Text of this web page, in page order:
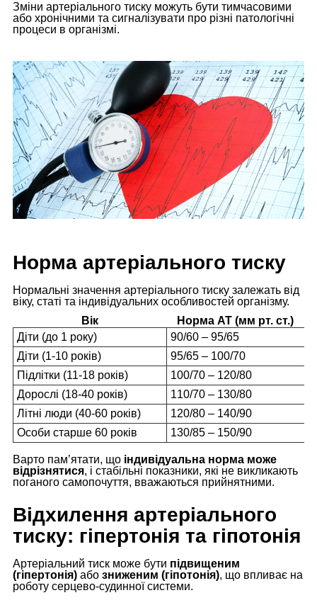
Зміни артеріального тиску можуть бути тимчасовими
або хронічними та сигналізувати про різні патологічні
процеси в організмі.
Норма артеріального тиску
Нормальні значення артеріального тиску залежать від
віку, статі та індивідуальних особливостей організму.
Вік
Норма АТ (мм рт. ст.)
Діти (до 1 року)
90/60 – 95/65
Діти (1-10 років)
95/65 – 100/70
Підлітки (11-18 років)
100/70 – 120/80
Дорослі (18-40 років)
110/70 – 130/80
Літні люди (40-60 років)
120/80 – 140/90
Особи старше 60 років
130/85 – 150/90
Варто пам’ятати, що індивідуальна норма може
відрізнятися, і стабільні показники, які не викликають
поганого самопочуття, вважаються прийнятними.
Відхилення артеріального
тиску: гіпертонія та гіпотонія
Артеріальний тиск може бути підвищеним
(гіпертонія) або зниженим (гіпотонія), що впливає на
роботу серцево-судинної системи.